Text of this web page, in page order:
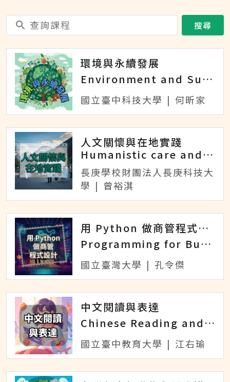
搜尋
環境與永續發展
Environment and Sustainable Development
國立臺中科技大學 | 何昕家
人文關懷與在地實踐
Humanistic care and local practice
長庚學校財團法人長庚科技大
學 | 曾裕淇
用 Python 做商管程式設計
Programming for Business Computing in Python
國立臺灣大學 | 孔令傑
中文閱讀與表達
Chinese Reading and Expression
國立臺中教育大學 | 江右瑜